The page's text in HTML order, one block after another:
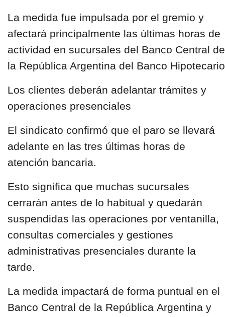
La medida fue impulsada por el gremio y
afectará principalmente las últimas horas de
actividad en sucursales del Banco Central de
la República Argentina del Banco Hipotecario
Los clientes deberán adelantar trámites y
operaciones presenciales
El sindicato confirmó que el paro se llevará
adelante en las tres últimas horas de
atención bancaria.
Esto significa que muchas sucursales
cerrarán antes de lo habitual y quedarán
suspendidas las operaciones por ventanilla,
consultas comerciales y gestiones
administrativas presenciales durante la
tarde.
La medida impactará de forma puntual en el
Banco Central de la República Argentina y